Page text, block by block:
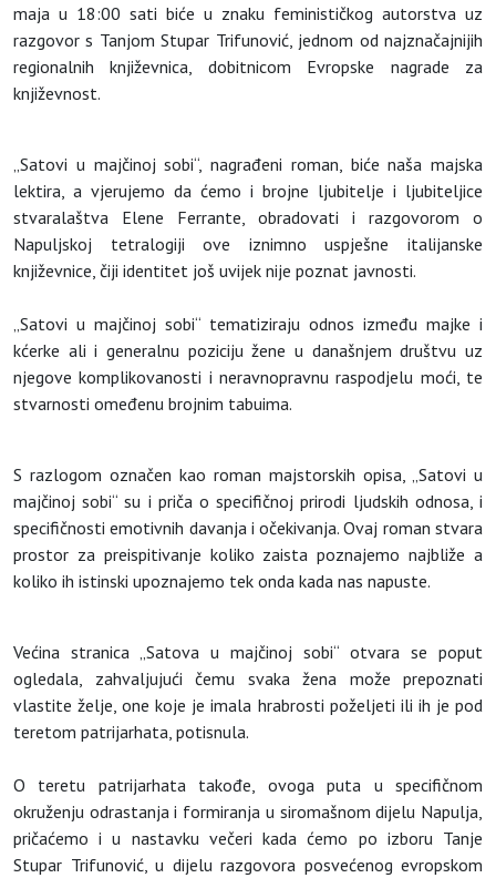
maja u 18:00 sati biće u znaku feminističkog autorstva uz
razgovor s Tanjom Stupar Trifunović, jednom od najznačajnijih
regionalnih književnica, dobitnicom Evropske nagrade za
književnost.
„Satovi u majčinoj sobi“, nagrađeni roman, biće naša majska
lektira, a vjerujemo da ćemo i brojne ljubitelje i ljubiteljice
stvaralaštva Elene Ferrante, obradovati i razgovorom o
Napuljskoj tetralogiji ove iznimno uspješne italijanske
književnice, čiji identitet još uvijek nije poznat javnosti.
„Satovi u majčinoj sobi“ tematiziraju odnos između majke i
kćerke ali i generalnu poziciju žene u današnjem društvu uz
njegove komplikovanosti i neravnopravnu raspodjelu moći, te
stvarnosti omeđenu brojnim tabuima.
S razlogom označen kao roman majstorskih opisa, „Satovi u
majčinoj sobi“ su i priča o specifičnoj prirodi ljudskih odnosa, i
specifičnosti emotivnih davanja i očekivanja. Ovaj roman stvara
prostor za preispitivanje koliko zaista poznajemo najbliže a
koliko ih istinski upoznajemo tek onda kada nas napuste.
Većina stranica „Satova u majčinoj sobi“ otvara se poput
ogledala, zahvaljujući čemu svaka žena može prepoznati
vlastite želje, one koje je imala hrabrosti poželjeti ili ih je pod
teretom patrijarhata, potisnula.
O teretu patrijarhata takođe, ovoga puta u specifičnom
okruženju odrastanja i formiranja u siromašnom dijelu Napulja,
pričaćemo i u nastavku večeri kada ćemo po izboru Tanje
Stupar Trifunović, u dijelu razgovora posvećenog evropskom